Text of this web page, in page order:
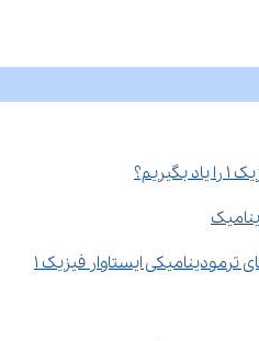
ترمودینامیکی ایستاوار فیزیک ۱